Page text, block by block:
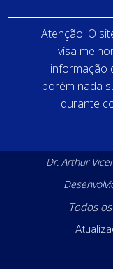
Atenção: O
visa
informação
porém nada
durante
Dr. Arthur
Todos